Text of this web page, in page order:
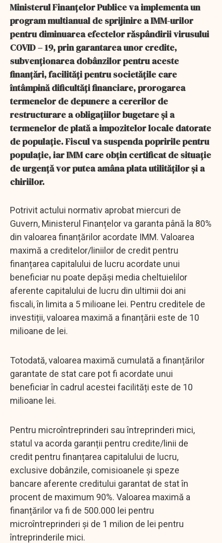
Ministerul Finanțelor Publice va implementa un
program multianual de sprijinire a IMM-urilor
pentru diminuarea efectelor răspândirii virusului
COVID – 19, prin garantarea unor credite,
subvenționarea dobânzilor pentru aceste
finanțări, facilități pentru societățile care
întâmpină dificultăți financiare, prorogarea
termenelor de depunere a cererilor de
restructurare a obligațiilor bugetare și a
termenelor de plată a impozitelor locale datorate
de populație. Fiscul va suspenda popririle pentru
populație, iar IMM care obțin certificat de situație
de urgență vor putea amâna plata utilităților și a
chiriilor.
Potrivit actului normativ aprobat miercuri de
Guvern, Ministerul Finanțelor va garanta până la 80%
din valoarea finanțărilor acordate IMM. Valoarea
maximă a creditelor/liniilor de credit pentru
finanțarea capitalului de lucru acordate unui
beneficiar nu poate depăși media cheltuielilor
aferente capitalului de lucru din ultimii doi ani
fiscali, în limita a 5 milioane lei. Pentru creditele de
investiții, valoarea maximă a finanțării este de 10
milioane de lei.
Totodată, valoarea maximă cumulată a finanțărilor
garantate de stat care pot fi acordate unui
beneficiar în cadrul acestei facilități este de 10
milioane lei.
Pentru microîntreprinderi sau întreprinderi mici,
statul va acorda garanții pentru credite/linii de
credit pentru finanțarea capitalului de lucru,
exclusive dobânzile, comisioanele și speze
bancare aferente creditului garantat de stat în
procent de maximum 90%. Valoarea maximă a
finanțărilor va fi de 500.000 lei pentru
microîntreprinderi și de 1 milion de lei pentru
întreprinderile mici.